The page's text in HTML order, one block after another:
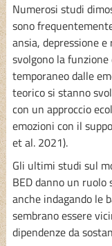
Numerosi studi
sono
ansia, depressione
svolgono la
temporaneo dalle
teorico si stanno
con un approccio
emozioni con il
et al. 2021).
Gli ultimi studi sul
BED danno un
anche indagando le
sembrano essere
dipendenze da